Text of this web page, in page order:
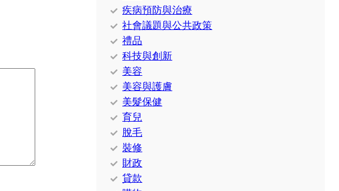
疾病預防與治療
社會議題與公共政策
禮品
科技與創新
美容
美容與護膚
美髮保健
育兒
脫毛
裝修
財政
貸款